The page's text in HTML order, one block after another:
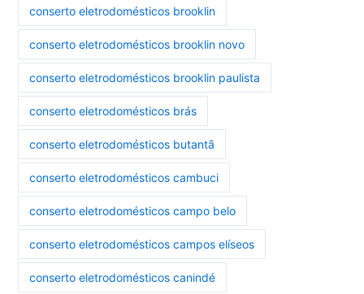
conserto eletrodomésticos brooklin
conserto eletrodomésticos brooklin novo
conserto eletrodomésticos brooklin paulista
conserto eletrodomésticos brás
conserto eletrodomésticos butantã
conserto eletrodomésticos cambuci
conserto eletrodomésticos campo belo
conserto eletrodomésticos campos elíseos
conserto eletrodomésticos canindé